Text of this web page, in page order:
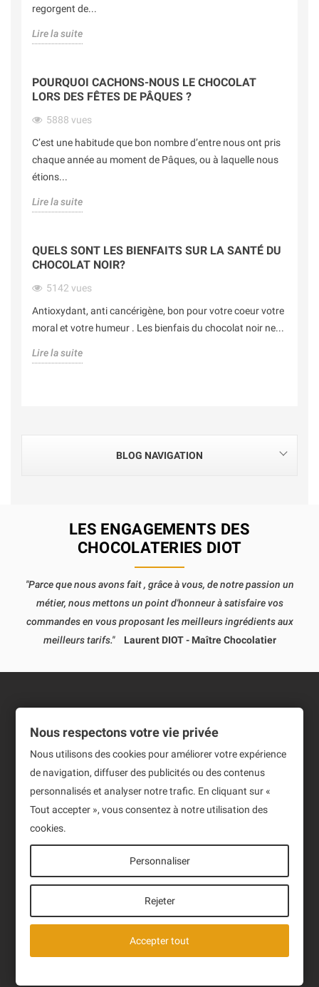
regorgent de...
Lire la suite
POURQUOI CACHONS-NOUS LE CHOCOLAT
LORS DES FÊTES DE PÂQUES ?
5888 vues
C’est une habitude que bon nombre d’entre nous ont pris
chaque année au moment de Pâques, ou à laquelle nous
étions...
Lire la suite
QUELS SONT LES BIENFAITS SUR LA SANTÉ DU
CHOCOLAT NOIR?
5142 vues
Antioxydant, anti cancérigène, bon pour votre coeur votre
moral et votre humeur . Les bienfais du chocolat noir ne...
Lire la suite
BLOG NAVIGATION
LES ENGAGEMENTS DES
CHOCOLATERIES DIOT
"Parce que nous avons fait , grâce à vous, de notre passion un
métier, nous mettons un point d'honneur à satisfaire vos
commandes en vous proposant les meilleurs ingrédients aux
meilleurs tarifs."
Laurent DIOT - Maître Chocolatier
Produits
Notre société
Newsletter
J'ai lu et accepte la politique de confidentialité des
données de ce site
Nous respectons votre vie privée
Nous utilisons des cookies pour améliorer votre expérience
de navigation, diffuser des publicités ou des contenus
personnalisés et analyser notre trafic. En cliquant sur «
Tout accepter », vous consentez à notre utilisation des
cookies.
Personnaliser
Rejeter
Accepter tout